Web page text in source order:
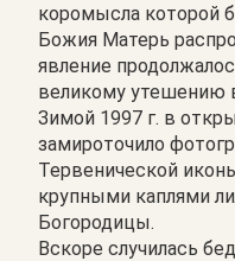
коромысла которой
Божия Матерь
явление
великому утешению
Зимой 1997 г. в
замироточило
Тервенической
крупными каплями
Богородицы.
Вскоре случилась